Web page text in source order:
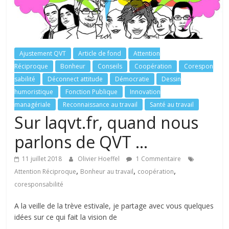
Ajustement QVT Article de fond
Attention
Réciproque
Bonheur Conseils Coopération
Corespon
sabilité
Déconnect attitude Démocratie
Dessin
humoristique
Fonction Publique
Innovation
managériale
Reconnaissance au travail Santé au travail
Sur laqvt.fr, quand nous
parlons de QVT …
11 juillet 2018 Olivier Hoeffel
1 Commentaire
Attention Réciproque, Bonheur au travail, coopération,
coresponsabilité
A la veille de la trève estivale, je partage avec vous quelques
idées sur ce qui fait la vision de